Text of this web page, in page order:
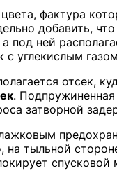
фактура
добавить,
под ней
с углекислым
отсек,
. Подпружиненная
затворной
на тыльной
спусковой